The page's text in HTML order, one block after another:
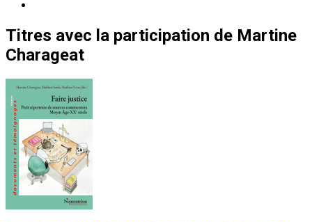
Titres avec la participation de Martine
Charageat